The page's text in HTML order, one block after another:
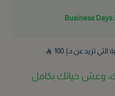
التي تزيد عن د.إ.100
وعش حياتك بكامل